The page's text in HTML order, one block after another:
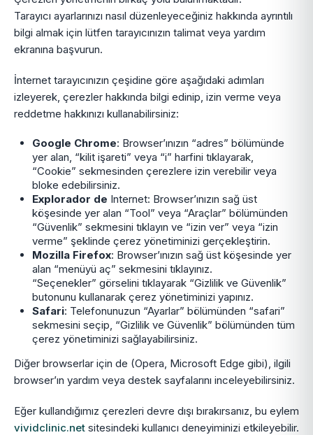
Tarayıcı ayarlarınızı nasıl düzenleyeceğiniz hakkında ayrıntılı
bilgi almak için lütfen tarayıcınızın talimat veya yardım
ekranına başvurun.
İnternet tarayıcınızın çeşidine göre aşağıdaki adımları
izleyerek, çerezler hakkında bilgi edinip, izin verme veya
reddetme hakkınızı kullanabilirsiniz:
Google Chrome: Browser’ınızın “adres” bölümünde
yer alan, “kilit işareti” veya “i” harfini tıklayarak,
“Cookie” sekmesinden çerezlere izin verebilir veya
bloke edebilirsiniz.
Explorador de Internet: Browser’ınızın sağ üst
köşesinde yer alan “Tool” veya “Araçlar” bölümünden
“Güvenlik” sekmesini tıklayın ve “izin ver” veya “izin
verme” şeklinde çerez yönetiminizi gerçekleştirin.
Mozilla Firefox: Browser’ınızın sağ üst köşesinde yer
alan “menüyü aç” sekmesini tıklayınız.
“Seçenekler” görselini tıklayarak “Gizlilik ve Güvenlik”
butonunu kullanarak çerez yönetiminizi yapınız.
Safari: Telefonunuzun “Ayarlar” bölümünden “safari”
sekmesini seçip, “Gizlilik ve Güvenlik” bölümünden tüm
çerez yönetiminizi sağlayabilirsiniz.
Diğer browserlar için de (Opera, Microsoft Edge gibi), ilgili
browser’ın yardım veya destek sayfalarını inceleyebilirsiniz.
Eğer kullandığımız çerezleri devre dışı bırakırsanız, bu eylem
vividclinic.net sitesindeki kullanıcı deneyiminizi etkileyebilir.